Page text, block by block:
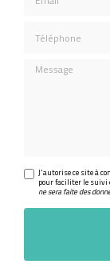
Message
J'autorise ce site à
pour faciliter le suivi
ne sera faite des